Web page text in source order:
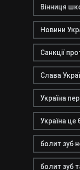
Вінниця
Новини
Санкції
Слава
Україна
Україна це
болит зуб
болит зуб